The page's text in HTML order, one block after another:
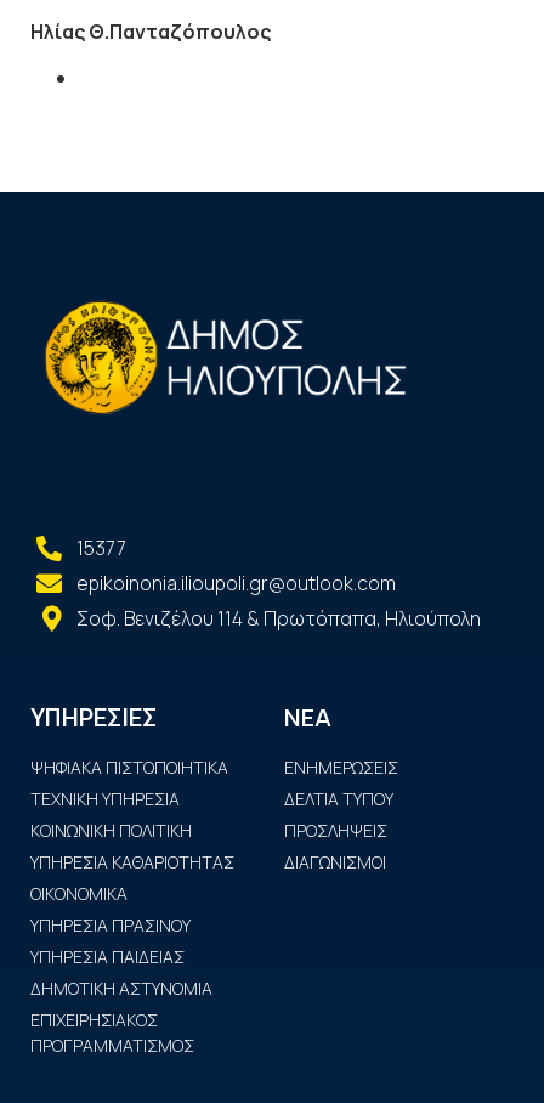
Ηλίας Θ.Πανταζόπουλος
15377
epikoinonia.ilioupoli.gr@outlook.com
Σοφ. Βενιζέλου 114 & Πρωτόπαπα, Ηλιούπολη
ΥΠΗΡΕΣΙΕΣ
ΨΗΦΙΑΚΑ ΠΙΣΤΟΠΟΙΗΤΙΚΑ
ΤΕΧΝΙΚΗ ΥΠΗΡΕΣΙΑ
ΚΟΙΝΩΝΙΚΗ ΠΟΛΙΤΙΚΗ
ΥΠΗΡΕΣΙΑ ΚΑΘΑΡΙΟΤΗΤΑΣ
ΟΙΚΟΝΟΜΙΚΑ
ΥΠΗΡΕΣΙΑ ΠΡΑΣΙΝΟΥ
ΥΠΗΡΕΣΙΑ ΠΑΙΔΕΙΑΣ
ΔΗΜΟΤΙΚΗ ΑΣΤΥΝΟΜΙΑ
ΕΠΙΧΕΙΡΗΣΙΑΚΟΣ
ΠΡΟΓΡΑΜΜΑΤΙΣΜΟΣ
ΝΕΑ
ΕΝΗΜΕΡΩΣΕΙΣ
ΔΕΛΤΙΑ ΤΥΠΟΥ
ΠΡΟΣΛΗΨΕΙΣ
ΔΙΑΓΩΝΙΣΜΟΙ